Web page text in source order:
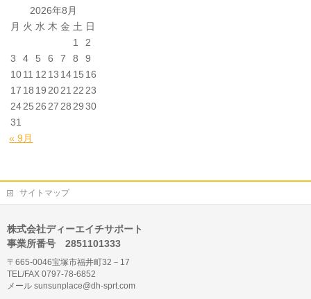
2026年8月
月 火 水 木 金 土 日
1
2
3
4 5 6 7 8
9
1011 12 13 1415 16
17 18 19 2021 22 23
2425 26 27 28 29 30
31
« 9月
サイトマップ
株式会社ディーエイチサポート
事業所番号 2851101333
〒665-0046宝塚市福井町32－17
TEL/FAX 0797-78-6852
メール sunsunplace@dh-sprt.com